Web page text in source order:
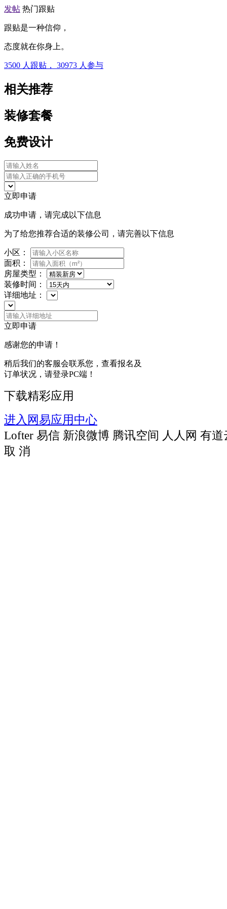
发帖 热门跟贴
跟贴是一种信仰，
态度就在你身上。
3500 人跟贴， 30973 人参与
相关推荐
装修套餐
免费设计
立即申请
成功申请，请完成以下信息
为了给您推荐合适的装修公司，请完善以下信息
小区：
面积：
房屋类型：
装修时间：
详细地址：
立即申请
感谢您的申请！
稍后我们的客服会联系您，查看报名及
订单状况，请登录PC端！
下载精彩应用
进入网易应用中心
Lofter 易信 新浪微博 腾讯空间 人人网 有道
取 消